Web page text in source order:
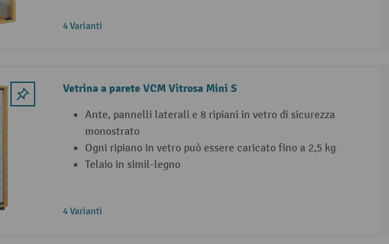
4 Varianti
Vetrina a parete VCM Vitrosa Mini S
Ante, pannelli laterali e 8 ripiani in vetro di sicurezza
monostrato
Ogni ripiano in vetro può essere caricato fino a 2,5 kg
Telaio in simil-legno
4 Varianti